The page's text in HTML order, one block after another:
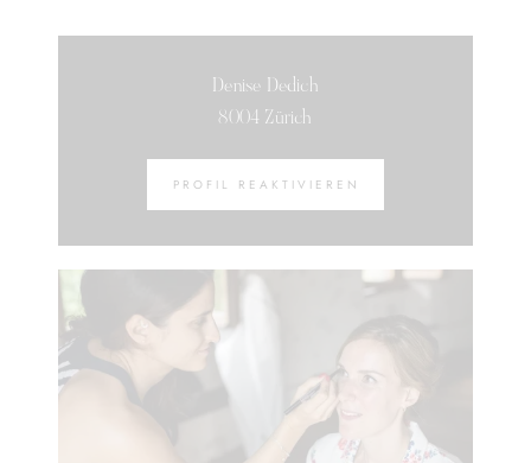
Denise Dedich
8004 Zürich
PROFIL REAKTIVIEREN